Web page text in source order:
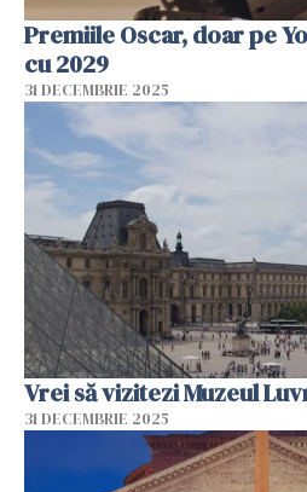
Premiile Oscar, doar pe
cu 2029
31 DECEMBRIE 2025
Vrei să vizitezi Muzeul
31 DECEMBRIE 2025